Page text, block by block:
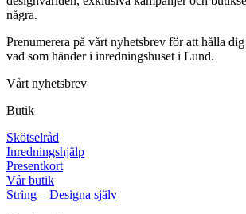
några.
Prenumerera på vårt nyhetsbrev för att hålla
vad som händer i inredningshuset i Lund.
Vårt nyhetsbrev
Butik
Skötselråd
Inredningshjälp
Presentkort
Vår butik
String – Designa själv